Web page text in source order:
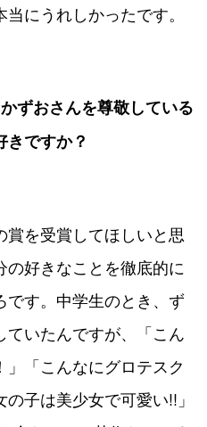
にうれしかったです。
ずおさんを尊敬している
きですか？
賞を受賞してほしいと思
の好きなことを徹底的に
す。中学生のとき、ず
ていたんですが、「こん
「こんなにグロテスク
子は美少女で可愛い!!」